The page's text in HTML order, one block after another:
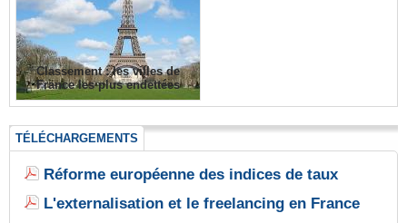
Classement : les villes de
France les plus endettées
TÉLÉCHARGEMENTS
Réforme européenne des indices de taux
L'externalisation et le freelancing en France